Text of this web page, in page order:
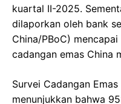
kuartal II-2025.
dilaporkan oleh bank
China/PBoC)
cadangan emas China
Survei Cadangan
menunjukkan bahwa